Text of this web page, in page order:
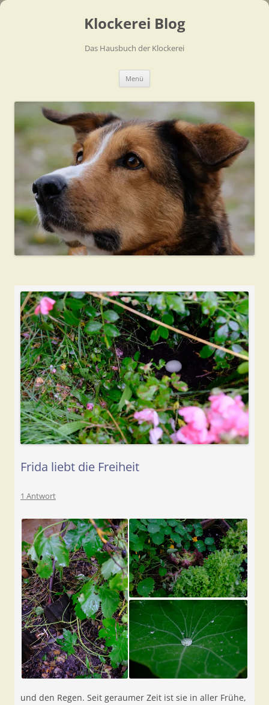
Klockerei Blog
Das Hausbuch der Klockerei
Menü
Frida liebt die Freiheit
1 Antwort
und den Regen. Seit geraumer Zeit ist sie in aller Frühe,